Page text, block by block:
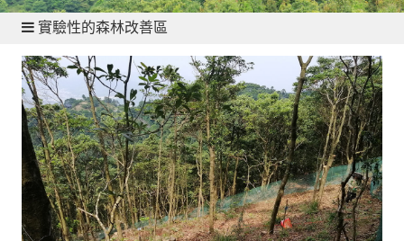
實驗性的森林改善區